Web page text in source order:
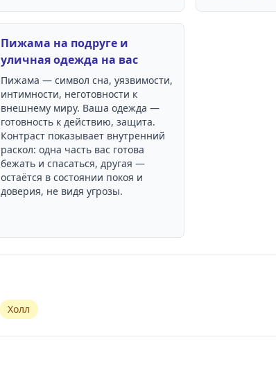
Пижама на подруге и
уличная одежда на вас
Пижама — символ сна, уязвимости,
интимности, неготовности к
внешнему миру. Ваша одежда —
готовность к действию, защита.
Контраст показывает внутренний
раскол: одна часть вас готова
бежать и спасаться, другая —
остаётся в состоянии покоя и
доверия, не видя угрозы.
Холл